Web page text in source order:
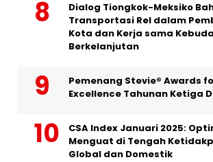
Dialog Tiongkok-Meksiko
Transportasi Rel dalam
Kota dan Kerja sama
Berkelanjutan
Pemenang Stevie® Awards
Excellence Tahunan Ketiga
CSA Index Januari 2025:
Menguat di Tengah
Global dan Domestik